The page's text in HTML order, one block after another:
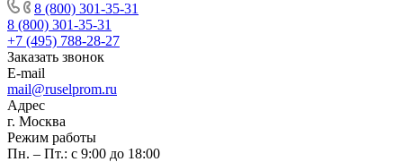
8 (800) 301-35-31
8 (800) 301-35-31
+7 (495) 788-28-27
Заказать звонок
E-mail
mail@ruselprom.ru
Адрес
г. Москва
Режим работы
Пн. – Пт.: с 9:00 до 18:00